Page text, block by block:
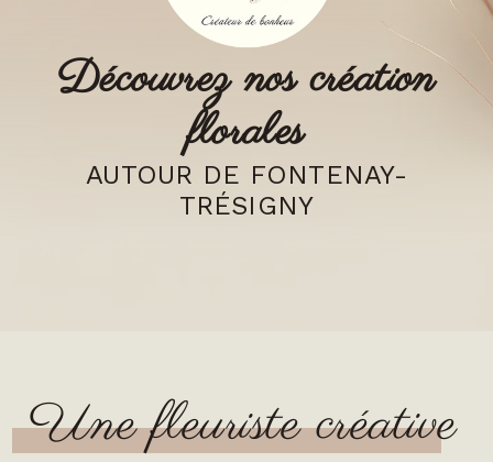
Découvrez nos création
florales
AUTOUR DE FONTENAY-
TRÉSIGNY
Une fleuriste créative